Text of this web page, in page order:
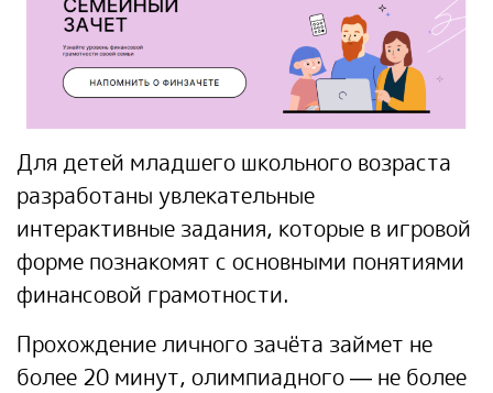
Для детей младшего школьного возраста
разработаны увлекательные
интерактивные задания, которые в игровой
форме познакомят с основными понятиями
финансовой грамотности.
Прохождение личного зачёта займет не
более 20 минут, олимпиадного — не более